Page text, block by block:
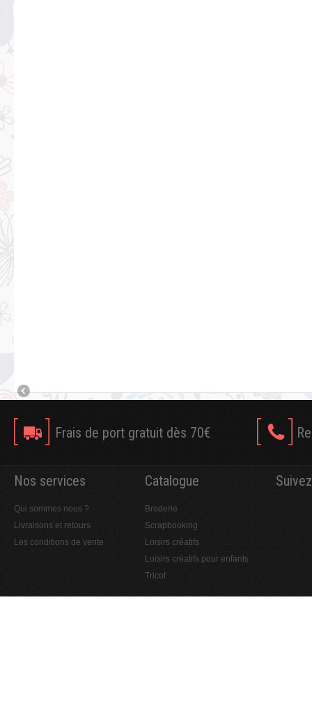
Frais de port gratuit dès 70€
Nos services
Qui sommes nous ?
Livraisons et retours
Les conditions de vente
Catalogue
Broderie
Scrapbooking
Loisirs créatifs
Loisirs créatifs pour enfants
Tricot